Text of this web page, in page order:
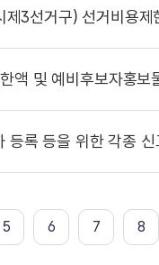
거비용제한액 및 예비후보자
및 예비후보자홍보
록 등을 위한 각종 신
5 6 7 8